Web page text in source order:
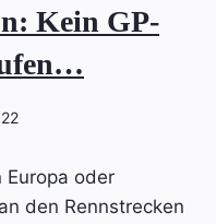
Kein GP-
Europa oder
den Rennstrecken